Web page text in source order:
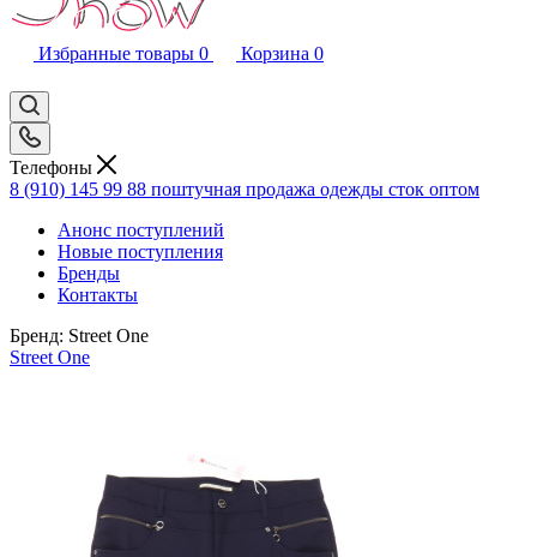
Избранные товары 0 Корзина 0
Телефоны
8 (910) 145 99 88 поштучная продажа одежды сток оптом
Анонс поступлений
Новые поступления
Бренды
Контакты
Бренд: Street One
Street One